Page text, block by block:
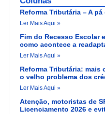
Reforma Tributária – A
Ler Mais Aqui »
Fim do Recesso Escolar
como acontece a
Ler Mais Aqui »
Reforma Tributária: mais
o velho problema dos
Ler Mais Aqui »
Atenção, motoristas de
Licenciamento 2026 e